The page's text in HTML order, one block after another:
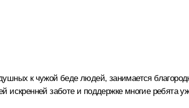
к чужой беде людей, занимается
заботе и поддержке многие ребята